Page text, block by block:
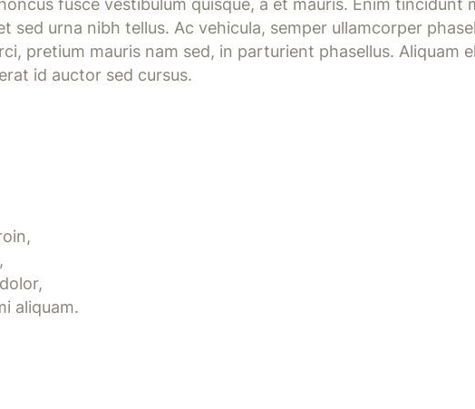
fusce vestibulum quisque, a et mauris. Enim tincidunt
sed urna nibh tellus. Ac vehicula, semper ullamcorper
pretium mauris nam sed, in parturient phasellus. Aliquam
id auctor sed cursus.
aliquam.